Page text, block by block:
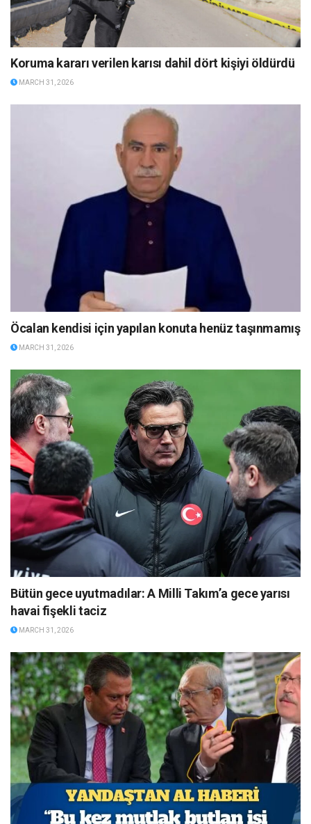
Koruma kararı verilen karısı dahil dört kişiyi öldürdü
MARCH 31, 2026
Öcalan kendisi için yapılan konuta henüz taşınmamış
MARCH 31, 2026
Bütün gece uyutmadılar: A Milli Takım’a gece yarısı
havai fişekli taciz
MARCH 31, 2026